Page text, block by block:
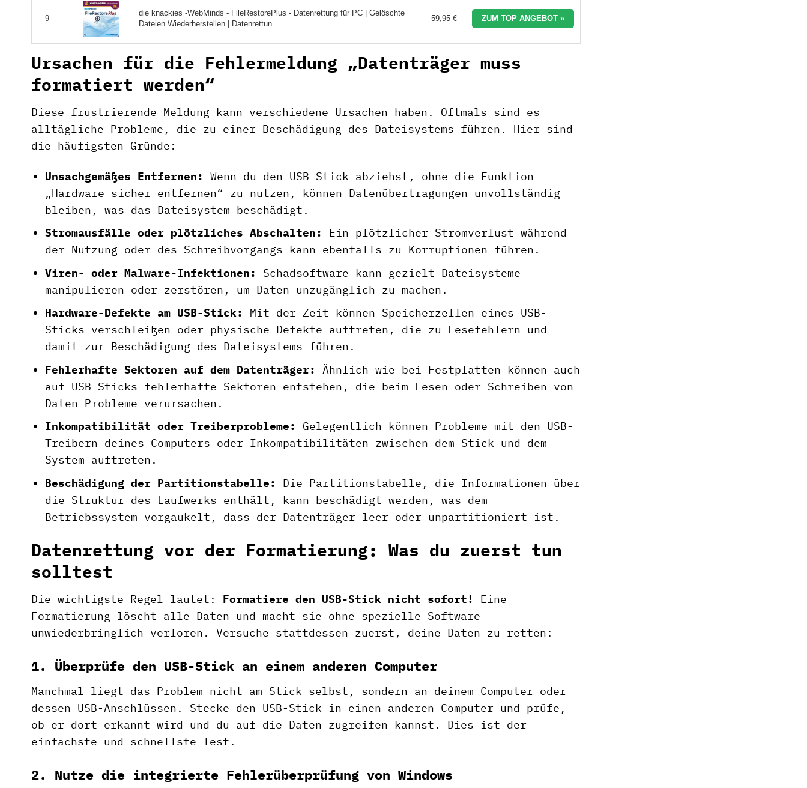
9
die knackies -WebMinds - FileRestorePlus - Datenrettung für PC | Gelöschte
Dateien Wiederherstellen | Datenrettun ...
59,95 € ZUM TOP ANGEBOT »
Ursachen für die Fehlermeldung „Datenträger muss
formatiert werden“
Diese frustrierende Meldung kann verschiedene Ursachen haben. Oftmals sind es
alltägliche Probleme, die zu einer Beschädigung des Dateisystems führen. Hier sind
die häufigsten Gründe:
Unsachgemäßes Entfernen:
Wenn du den USB-Stick abziehst, ohne die Funktion
„Hardware sicher entfernen“ zu nutzen, können Datenübertragungen unvollständig
bleiben, was das Dateisystem beschädigt.
Stromausfälle oder plötzliches Abschalten:
Ein plötzlicher Stromverlust während
der Nutzung oder des Schreibvorgangs kann ebenfalls zu Korruptionen führen.
Viren- oder Malware-Infektionen:
Schadsoftware kann gezielt Dateisysteme
manipulieren oder zerstören, um Daten unzugänglich zu machen.
Hardware-Defekte am USB-Stick:
Mit der Zeit können Speicherzellen eines USB-
Sticks verschleißen oder physische Defekte auftreten, die zu Lesefehlern und
damit zur Beschädigung des Dateisystems führen.
Fehlerhafte Sektoren auf dem Datenträger:
Ähnlich wie bei Festplatten können auch
auf USB-Sticks fehlerhafte Sektoren entstehen, die beim Lesen oder Schreiben von
Daten Probleme verursachen.
Inkompatibilität oder Treiberprobleme:
Gelegentlich können Probleme mit den USB-
Treibern deines Computers oder Inkompatibilitäten zwischen dem Stick und dem
System auftreten.
Beschädigung der Partitionstabelle:
Die Partitionstabelle, die Informationen über
die Struktur des Laufwerks enthält, kann beschädigt werden, was dem
Betriebssystem vorgaukelt, dass der Datenträger leer oder unpartitioniert ist.
Datenrettung vor der Formatierung: Was du zuerst tun
solltest
Die wichtigste Regel lautet: Formatiere den USB-Stick nicht sofort!
Eine
Formatierung löscht alle Daten und macht sie ohne spezielle Software
unwiederbringlich verloren. Versuche stattdessen zuerst, deine Daten zu retten:
1. Überprüfe den USB-Stick an einem anderen Computer
Manchmal liegt das Problem nicht am Stick selbst, sondern an deinem Computer oder
dessen USB-Anschlüssen. Stecke den USB-Stick in einen anderen Computer und prüfe,
ob er dort erkannt wird und du auf die Daten zugreifen kannst. Dies ist der
einfachste und schnellste Test.
2. Nutze die integrierte Fehlerüberprüfung von Windows